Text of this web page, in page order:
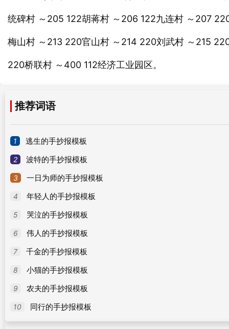
统碑村 ～205 122胡蒋村 ～206 122九连村 ～207
梅山村 ～213 220官山村 ～214 220刘武村 ～215
220桥联村 ～400 112经济工业园区。
推荐词语
1 逃生的手抄报模板
2 波特的手抄报模板
3 一日为师的手抄报模板
4 年轻人的手抄报模板
5 哭泣的手抄报模板
6 伟人的手抄报模板
7 千金的手抄报模板
8 小猫的手抄报模板
9 农夫的手抄报模板
10 同行的手抄报模板